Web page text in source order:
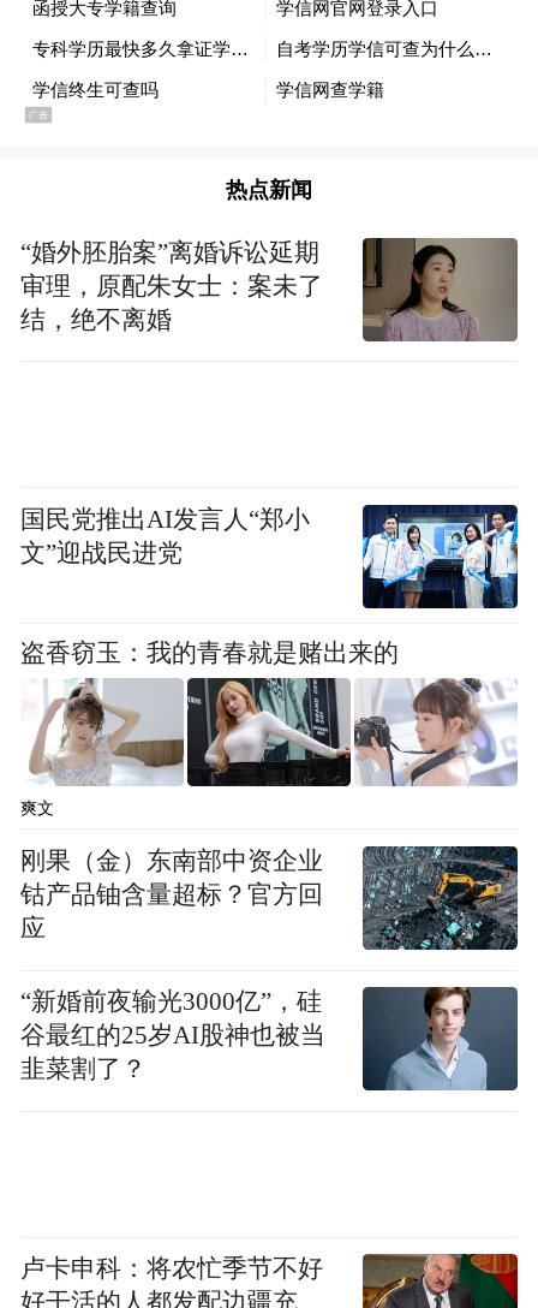
寒潮蓝色预警信号：
预计未来48小时内，湘
东区、莲花县、上栗县、芦溪县、武功山景
区、安源区、萍乡经开区最低气温将下降8℃
请注意防范。
温馨提示
及时添衣：老人、儿童及体质弱者需加强保
关注天气：合理安排出行，防范霜冻和低温
来源：综合江西天气、萍乡天气等
“特别声明：以上作品内容(包括在内的视频、图片或音
频)为凤凰网旗下自媒体平台“大风号”用户上传并发
布，本平台仅提供信息存储空间服务。
Notice: The content above (including the videos,
pictures and audios if any) is uploaded and posted
by the user of Dafeng Hao, which is a social media
platform and merely provides information storage
space services.”
热点新闻
“婚外胚胎案”离婚诉讼延期
审理，原配朱女士：案未了
结，绝不离婚
国民党推出AI发言人“郑小
文”迎战民进党
盗香窃玉：我的青春就是赌出来的
爽文
刚果（金）东南部中资企业
钴产品铀含量超标？官方回
应
“新婚前夜输光3000亿”，硅
谷最红的25岁AI股神也被当
韭菜割了？
卢卡申科：将农忙季节不好
好干活的人都发配边疆充